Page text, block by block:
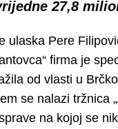
27,8
ulaska Pere
firma je
od vlasti u
se nalazi tržnica
na kojoj se